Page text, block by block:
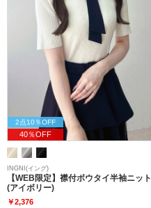
2点10％OFF
40％OFF
INGNI(イング)
【WEB限定】襟付ボウタイ半袖ニット
(アイボリー)
￥2,376